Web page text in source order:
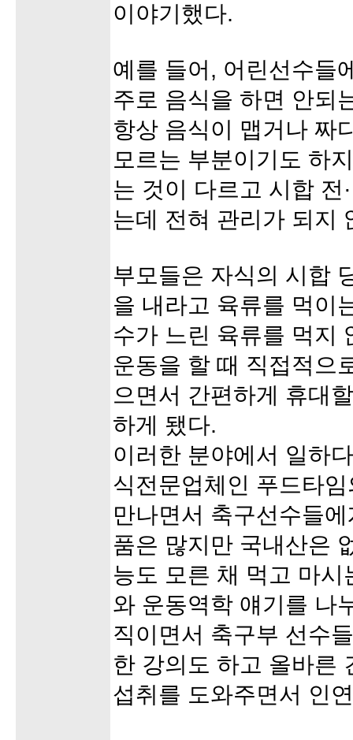
이야기했다.
예를 들어, 어린선수들
주로 음식을 하면 안되
항상 음식이 맵거나 짜
모르는 부분이기도 하
는 것이 다르고 시합 전
는데 전혀 관리가 되지
부모들은 자식의 시합
을 내라고 육류를 먹이
수가 느린 육류를 먹지
운동을 할 때 직접적으
으면서 간편하게 휴대
하게 됐다.
이러한 분야에서 일하
식전문업체인 푸드타
만나면서 축구선수들
품은 많지만 국내산은
능도 모른 채 먹고 마
와 운동역학 얘기를 나
직이면서 축구부 선수
한 강의도 하고 올바른
섭취를 도와주면서 인